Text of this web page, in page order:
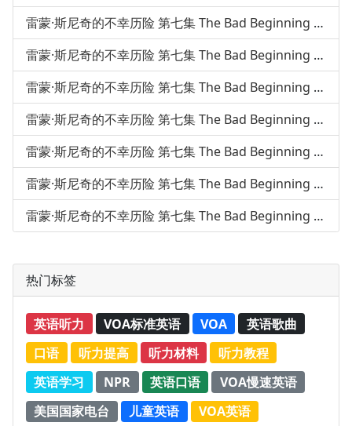
雷蒙·斯尼奇的不幸历险 第七集 The Bad Beginning 第38课
雷蒙·斯尼奇的不幸历险 第七集 The Bad Beginning 第37课
雷蒙·斯尼奇的不幸历险 第七集 The Bad Beginning 第52课
雷蒙·斯尼奇的不幸历险 第七集 The Bad Beginning 第53课
雷蒙·斯尼奇的不幸历险 第七集 The Bad Beginning 第54课
雷蒙·斯尼奇的不幸历险 第七集 The Bad Beginning 第55课
雷蒙·斯尼奇的不幸历险 第七集 The Bad Beginning 第56课
热门标签
英语听力 VOA标准英语 VOA
英语歌曲
口语
听力提高 听力材料
听力教程
英语学习
NPR 英语口语
VOA慢速英语
美国国家电台
儿童英语 VOA英语